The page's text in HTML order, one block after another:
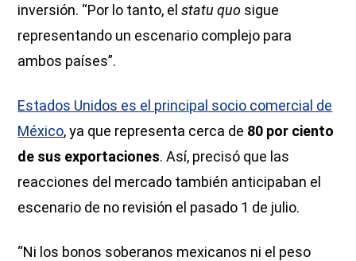
inversión. “Por lo tanto, elstatu quo sigue
representando un escenario complejo para
ambos países”.
Estados Unidos es el principal socio comercial de
México, ya que representa cerca de 80 por ciento
de sus exportaciones. Así, precisó que las
reacciones del mercado también anticipaban el
escenario de no revisión el pasado 1 de julio.
“Ni los bonos soberanos mexicanos ni el peso